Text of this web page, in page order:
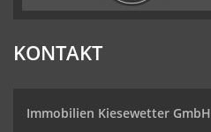
KONTAKT
Immobilien Kiesewetter GmbH